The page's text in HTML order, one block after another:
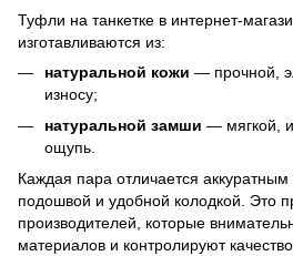
Туфли на танкетке в интернет-
изготавливаются из:
натуральной кожи — прочной,
износу;
натуральной замши — мягкой,
ощупь.
Каждая пара отличается
подошвой и удобной колодкой. Это
производителей, которые
материалов и контролируют